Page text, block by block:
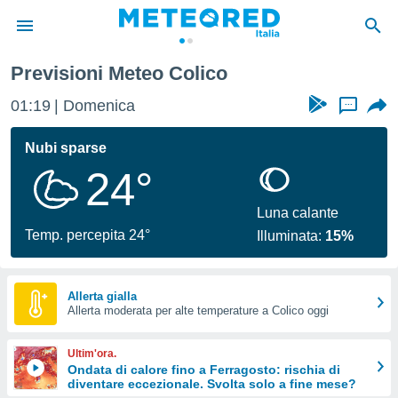
di
per
le
di
Web
le
Previsioni Meteo Colico
01:19 Domenica ...
Nubi sparse
24°
Temp. percepita 24°
Luna calante
Illuminata: 15%
Allerta gialla
Allerta moderata per alte temperature a Colico oggi
Ultim'ora.
Ondata di calore fino a Ferragosto: rischia di
diventare eccezionale. Svolta solo a fine mese?